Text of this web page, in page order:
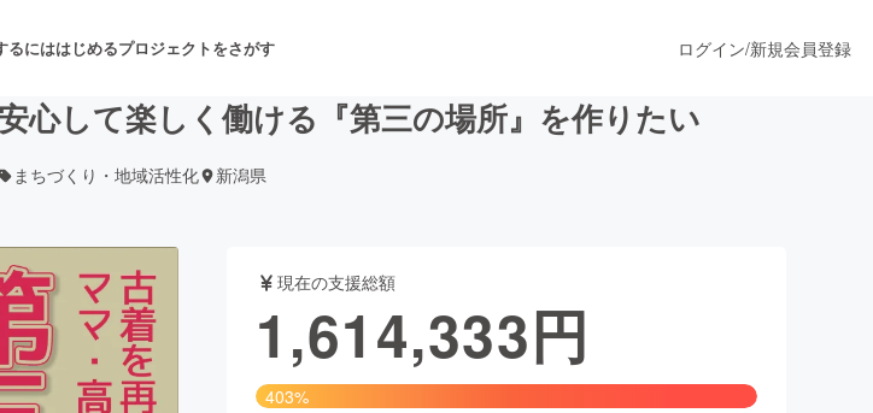
るにははじめるプロジェクトをさがす
舞台・パフォーマンス
フード・飲食店 ファッション
ログイン/新規会員登録
心して楽しく働ける『第三の場所』を作りたい
まちづくり・地域活性化 新潟県
現在の支援総額
1,614,333円
403%